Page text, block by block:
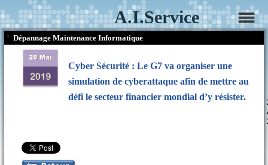
A.I.Service
¨ Dépannage Maintenance Informatique
Cyber Sécurité : Le G7 va organiser une
simulation de cyberattaque afin de mettre au
défi le secteur financier mondial d’y résister.